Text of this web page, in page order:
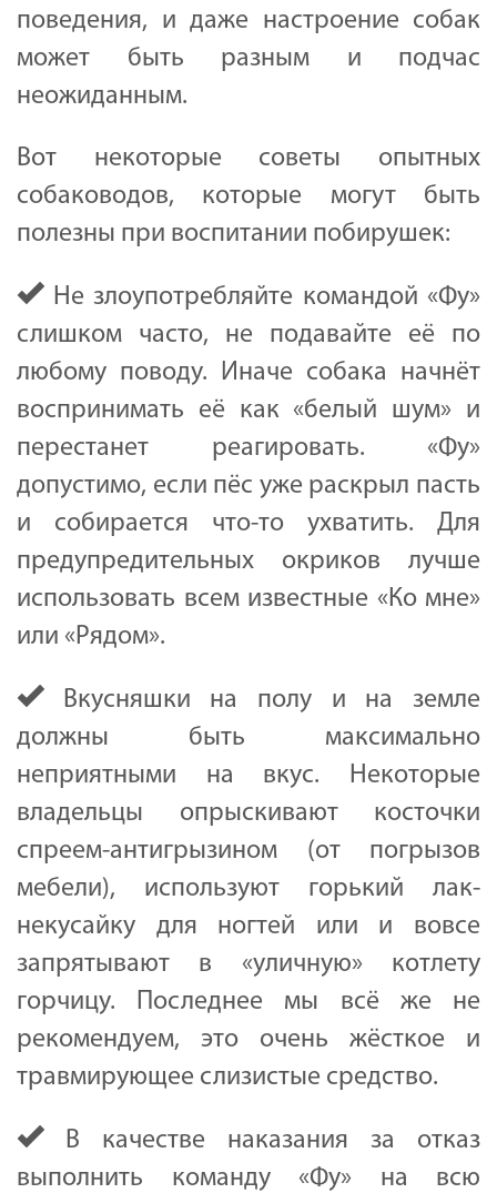
поведения, и даже настроение собак
может быть разным и подчас
неожиданным.
Вот некоторые советы опытных
собаководов, которые могут быть
полезны при воспитании побирушек:
Не злоупотребляйте командой «Фу»
слишком часто, не подавайте её по
любому поводу. Иначе собака начнёт
воспринимать её как «белый шум» и
перестанет реагировать. «Фу»
допустимо, если пёс уже раскрыл пасть
и собирается что-то ухватить. Для
предупредительных окриков лучше
использовать всем известные «Ко мне»
или «Рядом».
Вкусняшки на полу и на земле
должны быть максимально
неприятными на вкус. Некоторые
владельцы опрыскивают косточки
спреем-антигрызином (от погрызов
мебели), используют горький лак-
некусайку для ногтей или и вовсе
запрятывают в «уличную» котлету
горчицу. Последнее мы всё же не
рекомендуем, это очень жёсткое и
травмирующее слизистые средство.
В качестве наказания за отказ
выполнить команду «Фу» на всю